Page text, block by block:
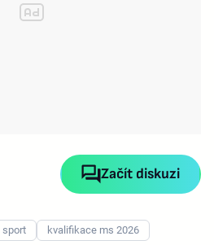
Začít diskuzi
sport kvalifikace ms 2026